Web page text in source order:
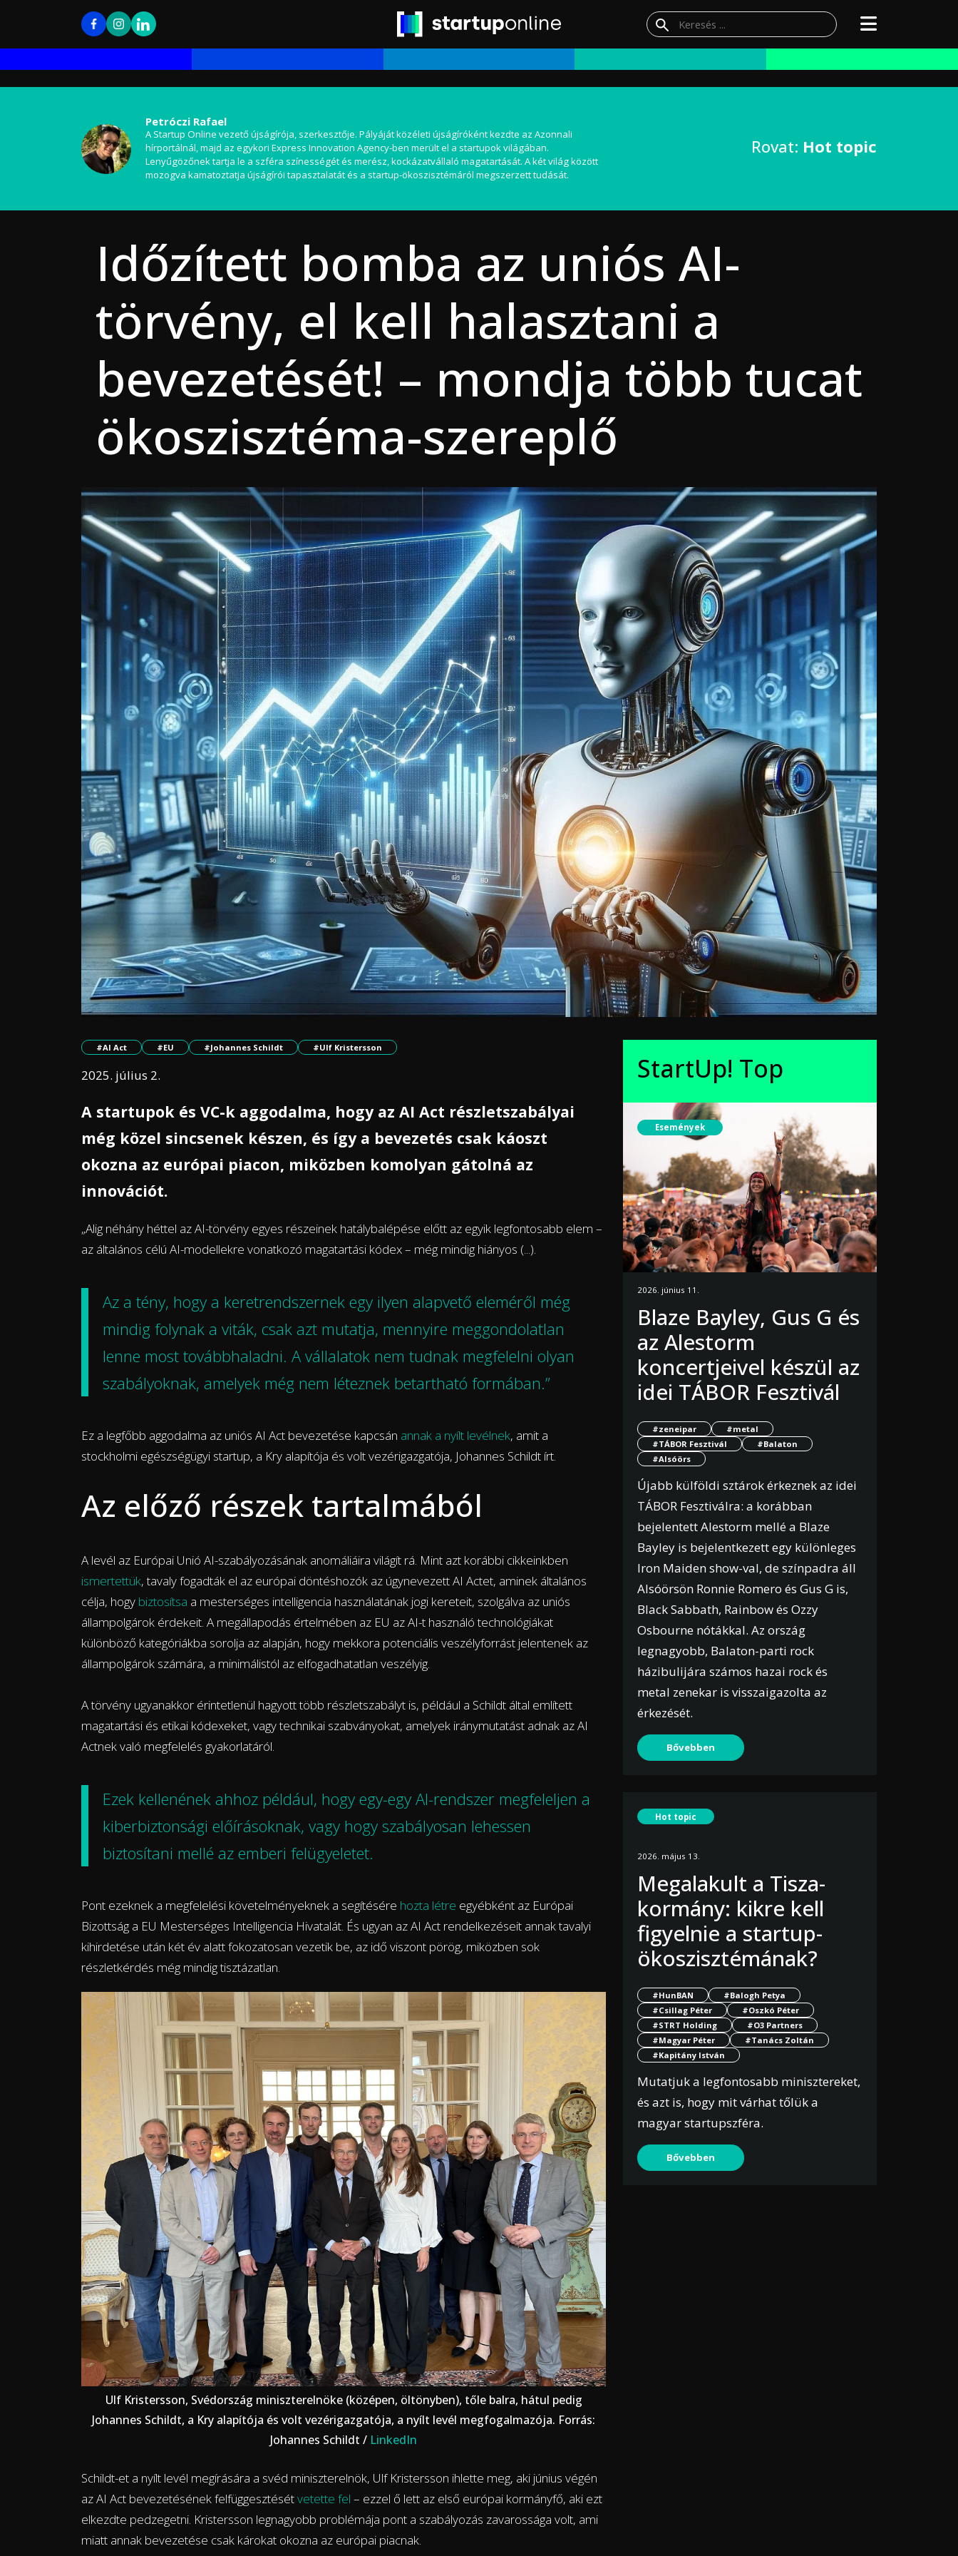
Petróczi Rafael
A Startup Online vezető újságírója, szerkesztője. Pályáját közéleti újságíróként kezdte az Azonnali
hírportálnál, majd az egykori Express Innovation Agency-ben merült el a startupok világában.
Lenyűgözőnek tartja le a szféra színességét és merész, kockázatvállaló magatartását. A két világ között
mozogva kamatoztatja újságírói tapasztalatát és a startup-ökoszisztémáról megszerzett tudását.
Rovat: Hot topic
Időzített bomba az uniós AI-
törvény, el kell halasztani a
bevezetését! – mondja több tucat
ökoszisztéma-szereplő
#AI Act #EU #Johannes Schildt #Ulf Kristersson
2025. július 2.
A startupok és VC-k aggodalma, hogy az AI Act részletszabályai
még közel sincsenek készen, és így a bevezetés csak káoszt
okozna az európai piacon, miközben komolyan gátolná az
innovációt.
„Alig néhány héttel az AI-törvény egyes részeinek hatálybalépése előtt az egyik legfontosabb elem –
az általános célú AI-modellekre vonatkozó magatartási kódex – még mindig hiányos (...).
Az a tény, hogy a keretrendszernek egy ilyen alapvető eleméről még
mindig folynak a viták, csak azt mutatja, mennyire meggondolatlan
lenne most továbbhaladni. A vállalatok nem tudnak megfelelni olyan
szabályoknak, amelyek még nem léteznek betartható formában.”
Ez a legfőbb aggodalma az uniós AI Act bevezetése kapcsán annak a nyílt levélnek, amit a
stockholmi egészségügyi startup, a Kry alapítója és volt vezérigazgatója, Johannes Schildt írt.
Az előző részek tartalmából
A levél az Európai Unió AI-szabályozásának anomáliáira világít rá. Mint azt korábbi cikkeinkben
ismertettük, tavaly fogadták el az európai döntéshozók az úgynevezett AI Actet, aminek általános
célja, hogy biztosítsa a mesterséges intelligencia használatának jogi kereteit, szolgálva az uniós
állampolgárok érdekeit. A megállapodás értelmében az EU az AI-t használó technológiákat
különböző kategóriákba sorolja az alapján, hogy mekkora potenciális veszélyforrást jelentenek az
állampolgárok számára, a minimálistól az elfogadhatatlan veszélyig.
A törvény ugyanakkor érintetlenül hagyott több részletszabályt is, például a Schildt által említett
magatartási és etikai kódexeket, vagy technikai szabványokat, amelyek iránymutatást adnak az AI
Actnek való megfelelés gyakorlatáról.
Ezek kellenének ahhoz például, hogy egy-egy AI-rendszer megfeleljen a
kiberbiztonsági előírásoknak, vagy hogy szabályosan lehessen
biztosítani mellé az emberi felügyeletet.
Pont ezeknek a megfelelési követelményeknek a segítésére hozta létre egyébként az Európai
Bizottság a EU Mesterséges Intelligencia Hivatalát. És ugyan az AI Act rendelkezéseit annak tavalyi
kihirdetése után két év alatt fokozatosan vezetik be, az idő viszont pörög, miközben sok
részletkérdés még mindig tisztázatlan.
Ulf Kristersson, Svédország miniszterelnöke (középen, öltönyben), tőle balra, hátul pedig
Johannes Schildt, a Kry alapítója és volt vezérigazgatója, a nyílt levél megfogalmazója. Forrás:
Johannes Schildt / LinkedIn
Schildt-et a nyílt levél megírására a svéd miniszterelnök, Ulf Kristersson ihlette meg, aki június végén
az AI Act bevezetésének felfüggesztésétvetette fel – ezzel ő lett az első európai kormányfő, aki ezt
elkezdte pedzegetni. Kristersson legnagyobb problémája pont a szabályozás zavarossága volt, ami
miatt annak bevezetése csak károkat okozna az európai piacnak.
StartUp! Top
Események
2026. június 11.
Blaze Bayley, Gus G és
az Alestorm
koncertjeivel készül az
idei TÁBOR Fesztivál
#zeneipar
#metal
#TÁBOR Fesztivál
#Balaton
#Alsóörs
Újabb külföldi sztárok érkeznek az idei
TÁBOR Fesztiválra: a korábban
bejelentett Alestorm mellé a Blaze
Bayley is bejelentkezett egy különleges
Iron Maiden show-val, de színpadra áll
Alsóörsön Ronnie Romero és Gus G is,
Black Sabbath, Rainbow és Ozzy
Osbourne nótákkal. Az ország
legnagyobb, Balaton-parti rock
házibulijára számos hazai rock és
metal zenekar is visszaigazolta az
érkezését.
Bővebben
Hot topic
2026. május 13.
Megalakult a Tisza-
kormány: kikre kell
figyelnie a startup-
ökoszisztémának?
#HunBAN
#Balogh Petya
#Csillag Péter
#Oszkó Péter
#STRT Holding
#O3 Partners
#Magyar Péter
#Tanács Zoltán
#Kapitány István
Mutatjuk a legfontosabb minisztereket,
és azt is, hogy mit várhat tőlük a
magyar startupszféra.
Bővebben